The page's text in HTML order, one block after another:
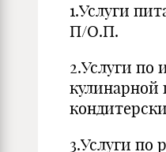
1.Услуги
П/О.П.
2.Услуги по
кулинарной
3.Услуги по